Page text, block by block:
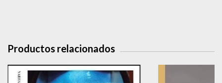
Productos relacionados